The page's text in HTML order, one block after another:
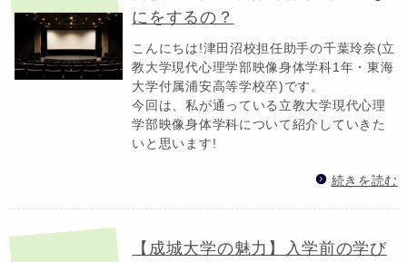
にをするの？
こんにちは!津田沼校担任助手の千葉玲奈(立
教大学現代心理学部映像身体学科1年・東海
大学付属浦安高等学校卒)です。
今回は、私が通っている立教大学現代心理
学部映像身体学科について紹介していきた
いと思います!
続きを読む
【成城大学の魅力】入学前の学び